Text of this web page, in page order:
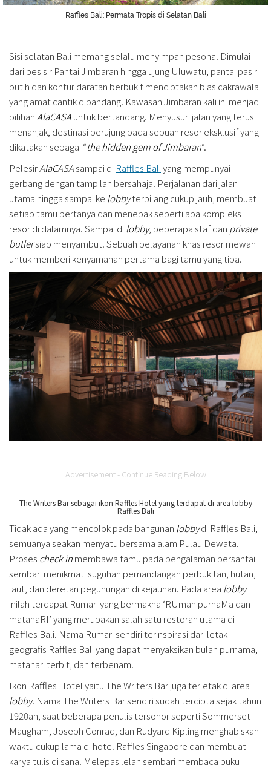
Raffles Bali: Permata Tropis di Selatan Bali
Sisi selatan Bali memang selalu menyimpan pesona. Dimulai
dari pesisir Pantai Jimbaran hingga ujung Uluwatu, pantai pasir
putih dan kontur daratan berbukit menciptakan bias cakrawala
yang amat cantik dipandang. Kawasan Jimbaran kali ini menjadi
pilihan AlaCASAuntuk bertandang. Menyusuri jalan yang terus
menanjak, destinasi berujung pada sebuah resor eksklusif yang
dikatakan sebagai “the hidden gem of Jimbaran”.
PelesirAlaCASAsampai di Raffles Baliyang mempunyai
gerbang dengan tampilan bersahaja. Perjalanan dari jalan
utama hingga sampai ke lobbyterbilang cukup jauh, membuat
setiap tamu bertanya dan menebak seperti apa kompleks
resor di dalamnya. Sampai di lobby, beberapa staf dan private
butlersiap menyambut. Sebuah pelayanan khas resor mewah
untuk memberi kenyamanan pertama bagi tamu yang tiba.
Advertisement - Continue Reading Below
The Writers Bar sebagai ikon Raffles Hotel yang terdapat di area lobby
Raffles Bali
Tidak ada yang mencolok pada bangunan lobbydi Raffles Bali,
semuanya seakan menyatu bersama alam Pulau Dewata.
Proses check inmembawa tamu pada pengalaman bersantai
sembari menikmati suguhan pemandangan perbukitan, hutan,
laut, dan deretan pegunungan di kejauhan. Pada area lobby
inilah terdapat Rumari yang bermakna ‘RUmah purnaMa dan
matahaRI’ yang merupakan salah satu restoran utama di
Raffles Bali. Nama Rumari sendiri terinspirasi dari letak
geografis Raffles Bali yang dapat menyaksikan bulan purnama,
matahari terbit, dan terbenam.
Ikon Raffles Hotel yaitu The Writers Bar juga terletak di area
lobby. Nama The Writers Bar sendiri sudah tercipta sejak tahun
1920an, saat beberapa penulis tersohor seperti Sommerset
Maugham, Joseph Conrad, dan Rudyard Kipling menghabiskan
waktu cukup lama di hotel Raffles Singapore dan membuat
karya tulis di sana. Melepas lelah sembari membaca buku